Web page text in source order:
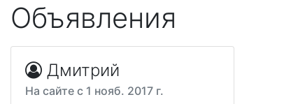
Объявления
Дмитрий
На сайте с 1 нояб. 2017 г.